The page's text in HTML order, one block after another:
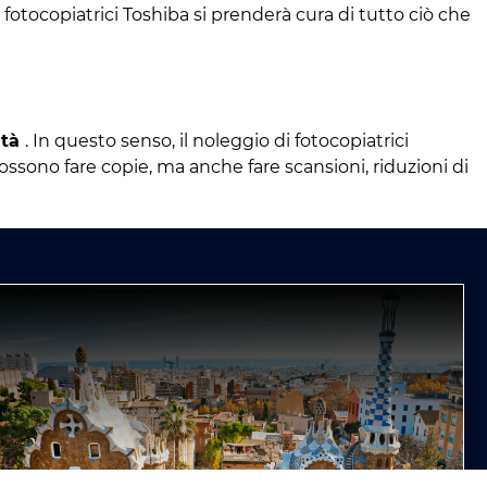
fotocopiatrici Toshiba si prenderà cura di tutto ciò che
. In questo senso, il noleggio di fotocopiatrici
fare copie, ma anche fare scansioni, riduzioni di